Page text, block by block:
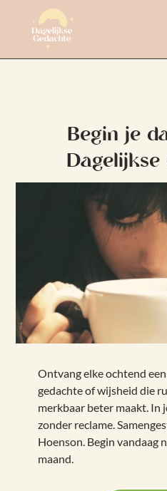
Begin je
Ontvang elke ochtend
gedachte of wijsheid die
merkbaar beter maakt. In
zonder reclame.
Hoenson. Begin vandaag
maand.